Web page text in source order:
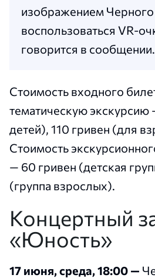
изображением
воспользоваться VR-
говорится в сообщении.
Стоимость входного
тематическую экскурсию
детей), 110 гривен (для
Стоимость
— 60 гривен (детская
(группа взрослых).
Концертный
«Юность»
17 июня, среда, 18:00 —